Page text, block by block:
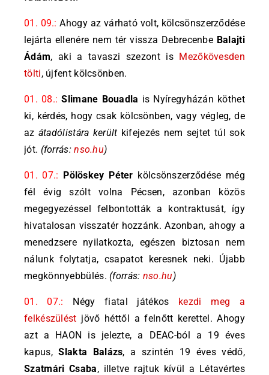
01. 09.:Ahogy az várható volt, kölcsönszerződése
lejárta ellenére nem tér vissza Debrecenbe Balajti
Ádám, aki a tavaszi szezont is Mezőkövesden
tölti, újfent kölcsönben.
01. 08.:Slimane Bouadla is Nyíregyházán köthet
ki, kérdés, hogy csak kölcsönben, vagy végleg, de
az átadólistára került kifejezés nem sejtet túl sok
jót. (forrás:nso.hu)
01. 07.: Pölöskey Péter kölcsönszerződése még
fél évig szólt volna Pécsen, azonban közös
megegyezéssel felbontották a kontraktusát, így
hivatalosan visszatér hozzánk. Azonban, ahogy a
menedzsere nyilatkozta, egészen biztosan nem
nálunk folytatja, csapatot keresnek neki. Újabb
megkönnyebbülés. (forrás: nso.hu)
01. 07.: Négy fiatal játékos kezdi meg a
felkészülést jövő héttől a felnőtt kerettel. Ahogy
azt a HAON is jelezte, a DEAC-ból a 19 éves
kapus,Slakta Balázs, a szintén 19 éves védő,
Szatmári Csaba, illetve rajtuk kívül a Létavértes